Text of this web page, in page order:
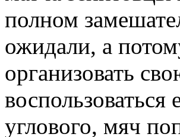
полном
ожидали, а
организовать
углового, мяч